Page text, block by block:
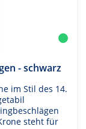
- schwarz
im Stil des 14.
steht für